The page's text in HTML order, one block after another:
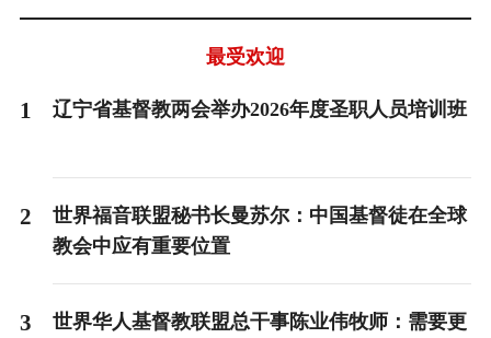
of
最受欢迎
1 辽宁省基督教两会举办2026年度圣职人员培训班
2
世界福音联盟秘书长曼苏尔：中国基督徒在全球
教会中应有重要位置
3
世界华人基督教联盟总干事陈业伟牧师：需要更